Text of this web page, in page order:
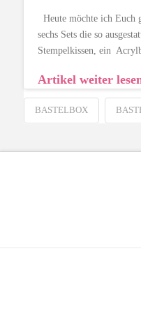
Heute möchte ich Euch
sechs Sets die so
Stempelkissen, ein
Artikel weiter
BASTELBOX